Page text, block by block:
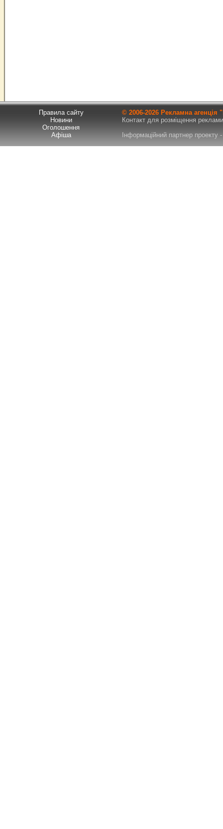
Правила сайту
Новини
Оголошення
Афіша
© 2006-2026 Рекламна
Контакт для розміщення
Інформаційний партнер проекту